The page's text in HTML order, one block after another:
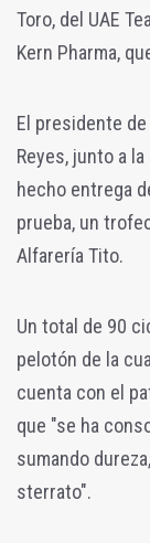
Toro, del UAE
Kern Pharma,
El presidente
Reyes, junto a
hecho entrega
prueba, un
Alfarería Tito.
Un total de 90
pelotón de la
cuenta con el
que "se ha
sumando
sterrato".